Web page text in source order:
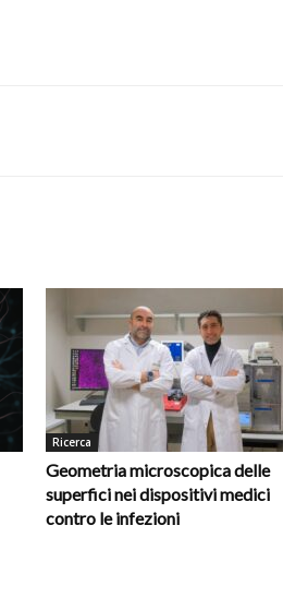
Ricerca
Geometria microscopica delle
superfici nei dispositivi medici
contro le infezioni